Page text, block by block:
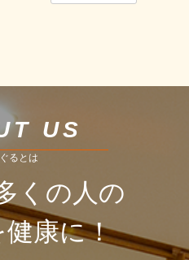
US
るとは
くの人の
康に！